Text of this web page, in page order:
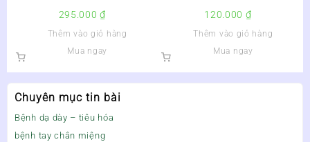
Chuyên mục tin bài
Bệnh dạ dày – tiêu hóa
bệnh tay chân miệng
MEN VI SINH CẢI THIỆN HỆ
TIÊU HÓA
295.000₫
Thêm vào giỏ hàng
Mua ngay
trợ điều trị viêm loét dạ dày,
tá tràng hiệu quả
120.000 ₫
Thêm vào giỏ hàng
Mua ngay